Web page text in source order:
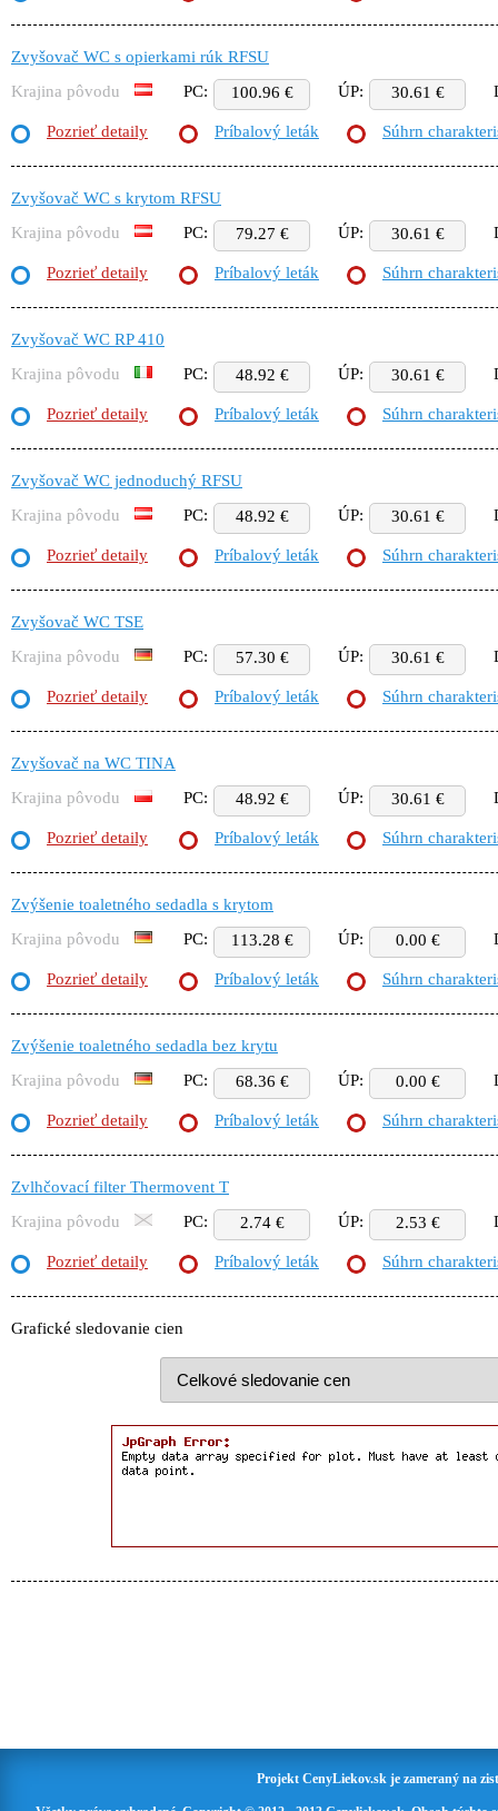
Zvyšovač WC s opierkami rúk RFSU
Krajina pôvodu
PC: 100.96 € ÚP: 30.61 €
Pozrieť detaily Príbalový leták Súhrn
Zvyšovač WC s krytom RFSU
Krajina pôvodu
PC: 79.27 € ÚP: 30.61 €
Pozrieť detaily Príbalový leták Súhrn
Zvyšovač WC RP 410
Krajina pôvodu
PC: 48.92 € ÚP: 30.61 €
Pozrieť detaily Príbalový leták Súhrn
Zvyšovač WC jednoduchý RFSU
Krajina pôvodu
PC: 48.92 € ÚP: 30.61 €
Pozrieť detaily Príbalový leták Súhrn
Zvyšovač WC TSE
Krajina pôvodu
PC: 57.30 € ÚP: 30.61 €
Pozrieť detaily Príbalový leták Súhrn
Zvyšovač na WC TINA
Krajina pôvodu
PC: 48.92 € ÚP: 30.61 €
Pozrieť detaily Príbalový leták Súhrn
Zvýšenie toaletného sedadla s krytom
Krajina pôvodu
PC: 113.28 € ÚP: 0.00 €
Pozrieť detaily Príbalový leták Súhrn
Zvýšenie toaletného sedadla bez krytu
Krajina pôvodu
PC: 68.36 € ÚP: 0.00 €
Pozrieť detaily Príbalový leták Súhrn
Zvlhčovací filter Thermovent T
Krajina pôvodu
PC: 2.74 € ÚP: 2.53 €
Pozrieť detaily Príbalový leták Súhrn
Grafické sledovanie cien
Projekt CenyLiekov.sk je zameraný na